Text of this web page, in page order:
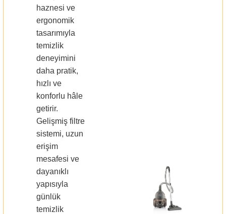
haznesi ve
ergonomik
tasarımıyla
temizlik
deneyimini
daha pratik,
hızlı ve
konforlu hâle
getirir.
Gelişmiş filtre
sistemi, uzun
erişim
mesafesi ve
dayanıklı
yapısıyla
günlük
temizlik